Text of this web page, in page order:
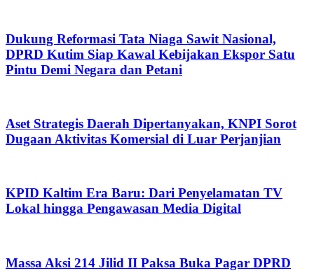
Dukung Reformasi Tata Niaga Sawit Nasional,
DPRD Kutim Siap Kawal Kebijakan Ekspor Satu
Pintu Demi Negara dan Petani
Aset Strategis Daerah Dipertanyakan, KNPI Sorot
Dugaan Aktivitas Komersial di Luar Perjanjian
KPID Kaltim Era Baru: Dari Penyelamatan TV
Lokal hingga Pengawasan Media Digital
Massa Aksi 214 Jilid II Paksa Buka Pagar DPRD